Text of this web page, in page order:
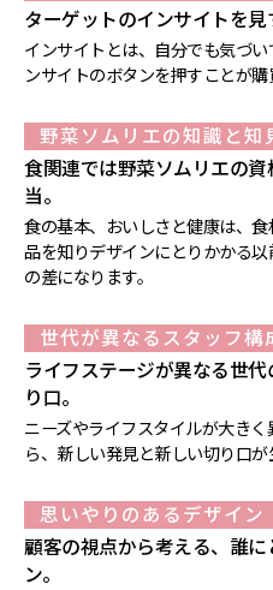
ターゲットのインサイトを見
インサイトとは、自分でも気づ
ンサイトのボタンを押すことが購
野菜ソムリエの知識と知
食関連では野菜ソムリエの
当。
食の基本、おいしさと健康は、
品を知りデザインにとりかかる
の差になります。
世代が異なるスタッフ構
ライフステージが異なる世
り口。
ニーズやライフスタイルが大き
ら、新しい発見と新しい切り口が
思いやりのあるデザイン
顧客の視点から考える、誰
ン。